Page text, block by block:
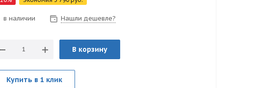
в наличии Нашли дешевле?
В корзину
Купить в 1 клик